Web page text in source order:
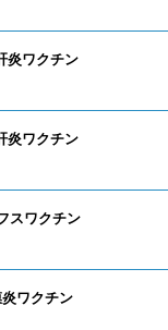
炎ワクチン
炎ワクチン
スワクチン
ワクチン